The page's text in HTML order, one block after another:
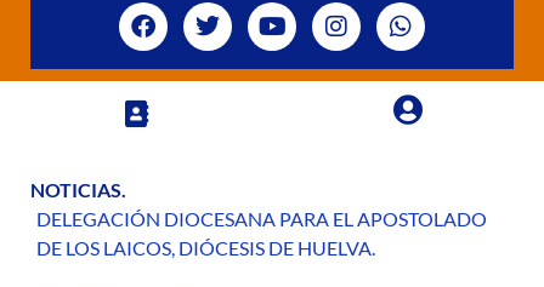
NOTICIAS.
DELEGACIÓN DIOCESANA PARA EL APOSTOLADO
DE LOS LAICOS, DIÓCESIS DE HUELVA.